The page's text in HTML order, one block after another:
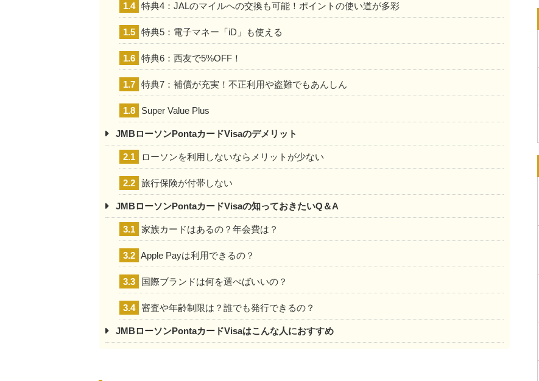
1.4 特典4：JALのマイルへの交換も可能！ポイントの使い道が多彩
1.5 特典5：電子マネー「iD」も使える
1.6 特典6：西友で5%OFF！
1.7 特典7：補償が充実！不正利用や盗難でもあんしん
1.8 Super Value Plus
JMBローソンPontaカードVisaのデメリット
2.1 ローソンを利用しないならメリットが少ない
2.2 旅行保険が付帯しない
JMBローソンPontaカードVisaの知っておきたいQ＆A
3.1 家族カードはあるの？年会費は？
3.2 Apple Payは利用できるの？
3.3 国際ブランドは何を選べばいいの？
3.4 審査や年齢制限は？誰でも発行できるの？
JMBローソンPontaカードVisaはこんな人におすすめ